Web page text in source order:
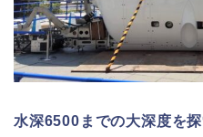
水深6500までの大深度を